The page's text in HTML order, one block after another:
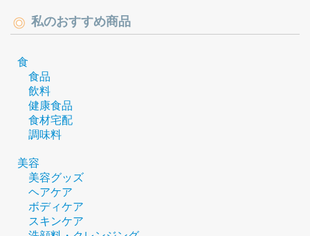
私のおすすめ商品
食
食品
飲料
健康食品
食材宅配
調味料
美容
美容グッズ
ヘアケア
ボディケア
スキンケア